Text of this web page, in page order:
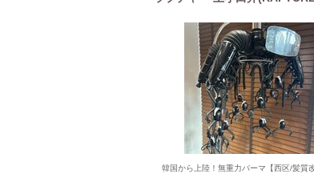
韓国から上陸！無重力パーマ【西区/髪質